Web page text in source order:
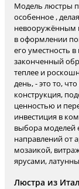
Модель люстры
особенное ,
невооружённым
в оформлении
его уместность
законченный
теплее и
день, - это то,
конструкция,
ценностью и
инвестиция в
выбора моделей
направлений от
мозаикой,
ярусами,
Люстра из